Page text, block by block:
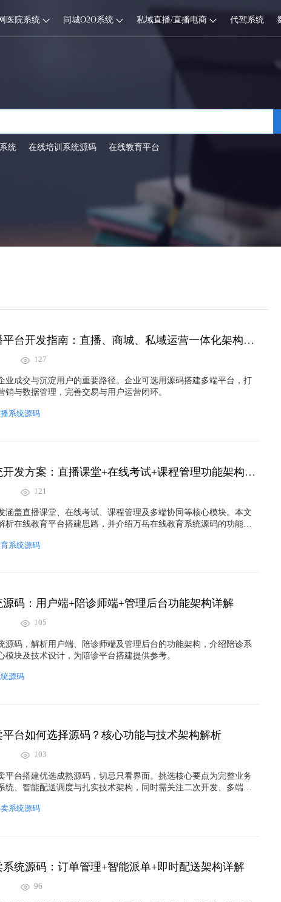
医院系统 同城O2O系统 私域直播/直播电商 代驾系统
统 在线培训系统源码 在线教育平台
企业私域直播平台开发指南：直播、商城、私域运营一体化架构解析
127
业成交与沉淀用户的重要路径。企业可选用源码搭建多端平台，打
销与数据管理，完善交易与用户运营闭环。
系统源码
在线教育系统开发方案：直播课堂+在线考试+课程管理功能架构详解
121
涵盖直播课堂、在线考试、课程管理及多端协同等核心模块。本文
析在线教育平台搭建思路，并介绍万岳在线教育系统源码的功能设
系统源码
码：用户端+陪诊师端+管理后台功能架构详解
105
源码，解析用户端、陪诊师端及管理后台的功能架构，介绍陪诊系
模块及技术设计，为陪诊平台搭建提供参考。
源码
台如何选择源码？核心功能与技术架构解析
103
平台搭建优选成熟源码，切忌只看界面。挑选核心要点为完整业务
统、智能配送调度与扎实技术架构，同时需关注二次开发、多端适
系统源码
统源码：订单管理+智能派单+即时配送架构详解
96